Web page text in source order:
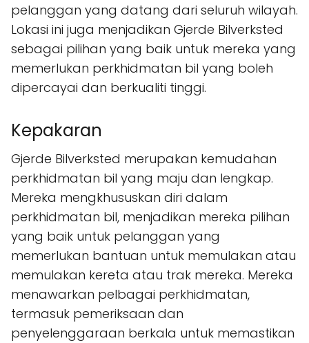
pelanggan yang datang dari seluruh wilayah.
Lokasi ini juga menjadikan Gjerde Bilverksted
sebagai pilihan yang baik untuk mereka yang
memerlukan perkhidmatan bil yang boleh
dipercayai dan berkualiti tinggi.
Kepakaran
Gjerde Bilverksted merupakan kemudahan
perkhidmatan bil yang maju dan lengkap.
Mereka mengkhususkan diri dalam
perkhidmatan bil, menjadikan mereka pilihan
yang baik untuk pelanggan yang
memerlukan bantuan untuk memulakan atau
memulakan kereta atau trak mereka. Mereka
menawarkan pelbagai perkhidmatan,
termasuk pemeriksaan dan
penyelenggaraan berkala untuk memastikan